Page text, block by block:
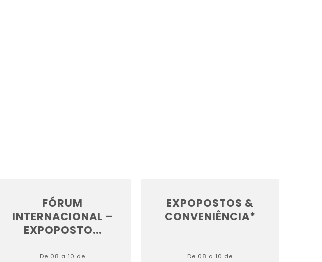
FÓRUM
INTERNACIONAL –
EXPOPOSTO...
De 08 a 10 de
EXPOPOSTOS &
CONVENIÊNCIA*
De 08 a 10 de